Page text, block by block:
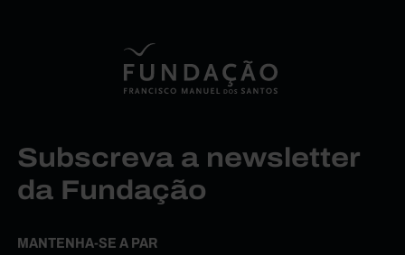
Subscreva a newsletter
da Fundação
MANTENHA-SE A PAR